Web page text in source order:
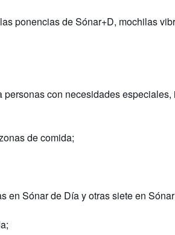
ponencias de Sónar+D, mochilas
con necesidades
de comida;
en Sónar de Día y otras siete en